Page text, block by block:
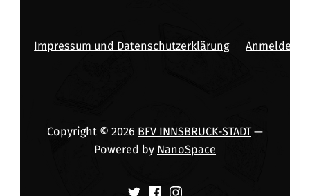
Impressum und Datenschutzerklärung Anmelden
Copyright © 2026 BFV INNSBRUCK-STADT—
Powered by NanoSpace